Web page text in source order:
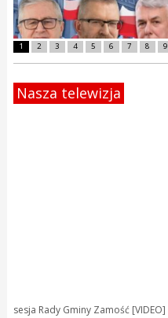
1 2 3 4 5 6 7 8 9
Nasza telewizja
sesja Rady Gminy Zamość [VIDEO]